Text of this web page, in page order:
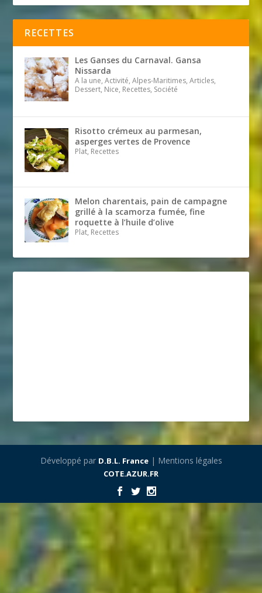
RECETTES
Les Ganses du Carnaval. Gansa
Nissarda
A la une, Activité, Alpes-Maritimes, Articles,
Dessert, Nice, Recettes, Société
Risotto crémeux au parmesan,
asperges vertes de Provence
Plat, Recettes
Melon charentais, pain de campagne
grillé à la scamorza fumée, fine
roquette à l’huile d’olive
Plat, Recettes
Développé par D.B.L. France| Mentions légales
COTE.AZUR.FR